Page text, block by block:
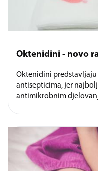
Oktenidini - novo
Oktenidini
antisepticima, jer
antimikrobnim